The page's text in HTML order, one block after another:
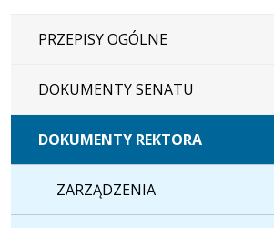
PRZEPISY OGÓLNE
DOKUMENTY SENATU
DOKUMENTY REKTORA
ZARZĄDZENIA